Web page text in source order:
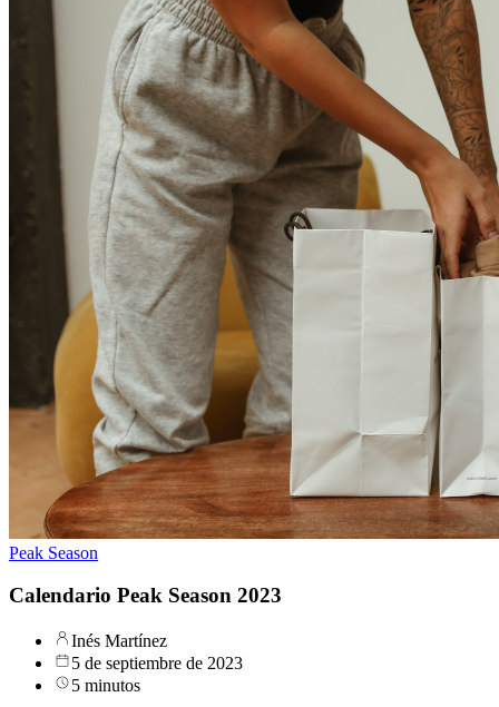
Peak Season
Calendario Peak Season 2023
Inés Martínez
5 de septiembre de 2023
5 minutos